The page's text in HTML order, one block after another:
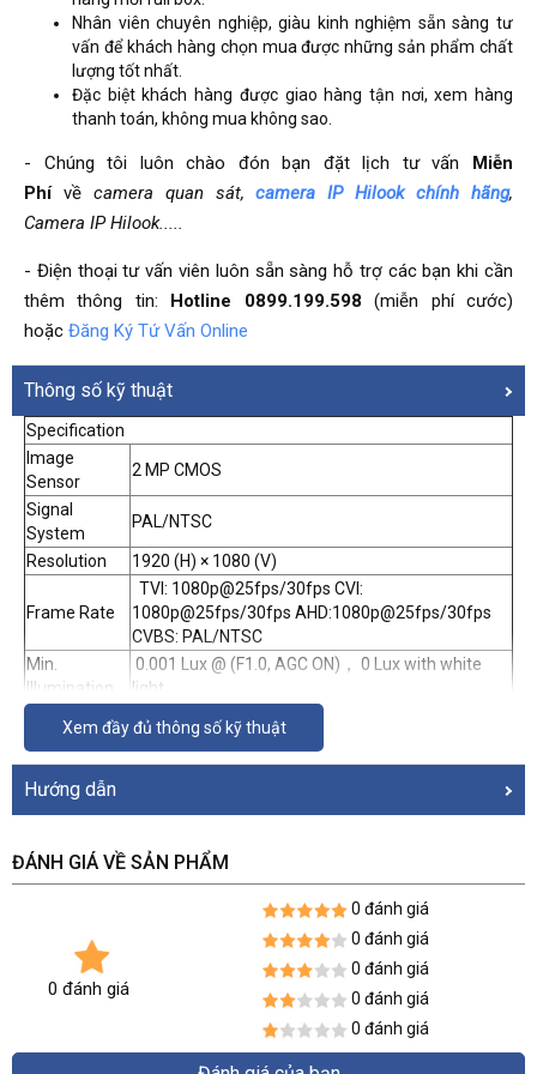
Nhân viên chuyên nghiệp, giàu kinh nghiệm sẵn sàng tư
vấn để khách hàng chọn mua được những sản phẩm chất
lượng tốt nhất.
Đặc biệt khách hàng được giao hàng tận nơi, xem hàng
thanh toán, không mua không sao.
- Chúng tôi luôn chào đón bạn đặt lịch tư vấn
Miễn
Phívề camera quan sát,camera IP Hilook chính hãng,
Camera IP Hilook.....
- Điện thoại tư vấn viên luôn sẵn sàng hỗ trợ các bạn khi cần
thêm thông tin:
Hotline 0899.199.598 (miễn phí cước)
hoặc Đăng Ký Tứ Vấn Online
Thông số kỹ thuật
Specification
Image
Sensor
2 MP CMOS
Signal
System
PAL/NTSC
Resolution 1920 (H) × 1080 (V)
Frame Rate
TVI: 1080p@25fps/30fps CVI:
1080p@25fps/30fps AHD:1080p@25fps/30fps
CVBS: PAL/NTSC
Min.
Illumination
0.001 Lux @ (F1.0, AGC ON)， 0 Lux with white
light
Shutter Time
PAL: 1/25 s to 1/50,000 s;NTSC: 1/30 s to
1/50,000 s
Lens
2.8 mm/3.6 mm/6 mm fixed lens
diagonal FOV: 121° 3.6 mm, horizontal FOV: 80°,
horizontal FOV: 52°, vertical FOV: 29°, diagonal
FOV: 61°
Light Alarm
Flashing Light Alarm (White Light);Solid Light
Alarm (White Light)
Day & Night
Dynamic
Digital WDR
Xem đầy đủ thông số kỹ thuật
Hướng dẫn
ĐÁNH GIÁ VỀ SẢN PHẨM
0 đánh giá
0 đánh giá
0 đánh giá
0 đánh giá
0 đánh giá
0 đánh giá